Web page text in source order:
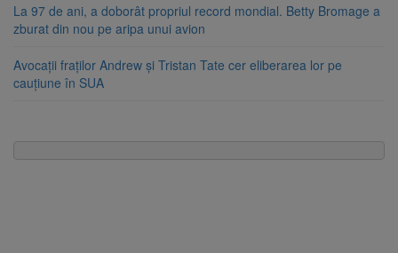
La 97 de ani, a doborât propriul record mondial. Betty Bromage a
zburat din nou pe aripa unui avion
Avocații fraților Andrew și Tristan Tate cer eliberarea lor pe
cauțiune în SUA